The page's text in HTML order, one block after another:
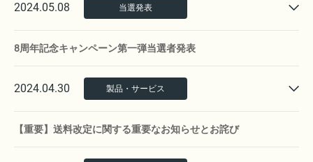
2024.05.08 当選発表
8周年記念キャンペーン第一弾当選者発表
2024.04.30 製品・サービス
【重要】送料改定に関する重要なお知らせとお詫び